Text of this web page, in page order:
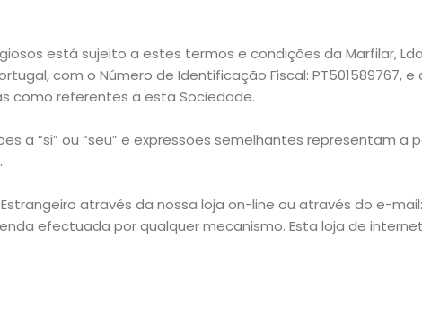
está sujeito a estes termos e condições da Marfilar,
com o Número de Identificação Fiscal: PT501589767,
como referentes a esta Sociedade.
a “si” ou “seu” e expressões semelhantes representam
através da nossa loja on-line ou através do e-
efectuada por qualquer mecanismo. Esta loja de